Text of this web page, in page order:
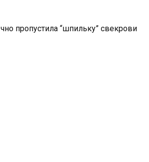
пропустила “шпильку” свекрови